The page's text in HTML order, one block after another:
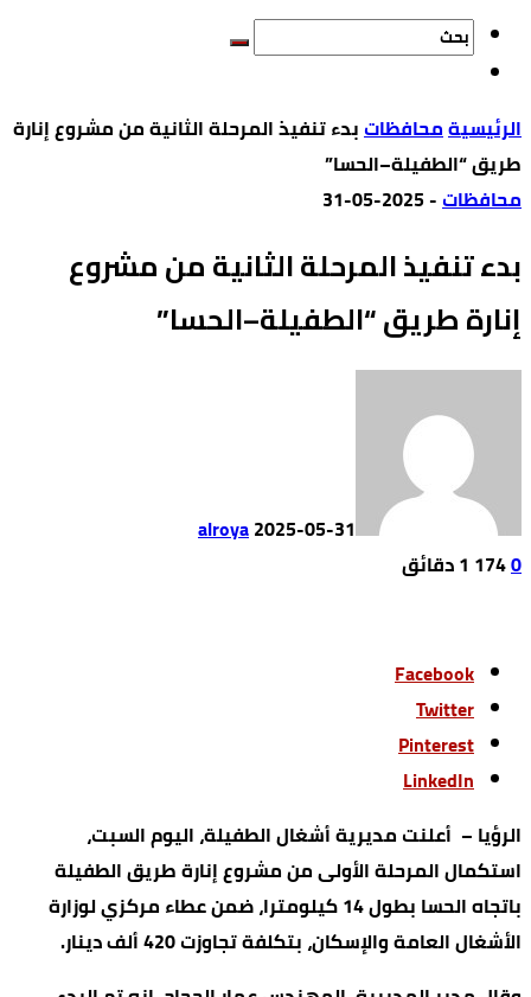
‫الرئيسية‬محافظاتبدء تنفيذ المرحلة الثانية من مشروع إنارة
طريق “الطفيلة–الحسا”
محافظات-
2025-05-31
بدء تنفيذ المرحلة الثانية من مشروع
إنارة طريق “الطفيلة–الحسا”
alroya2025-05-31
0
174 1 ‫دقائق‬
Facebook
Twitter
Pinterest
LinkedIn
الرؤيا – أعلنت مديرية أشغال الطفيلة، اليوم السبت،
استكمال المرحلة الأولى من مشروع إنارة طريق الطفيلة
باتجاه الحسا بطول 14 كيلومترا، ضمن عطاء مركزي لوزارة
الأشغال العامة والإسكان، بتكلفة تجاوزت 420 ألف دينار.